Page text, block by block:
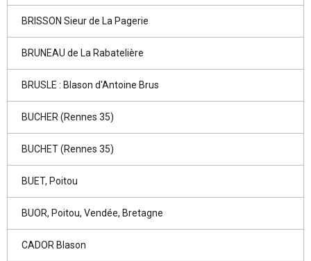
BRISSON Sieur de La Pagerie
BRUNEAU de La Rabatelière
BRUSLE : Blason d'Antoine Brus
BUCHER (Rennes 35)
BUCHET (Rennes 35)
BUET, Poitou
BUOR, Poitou, Vendée, Bretagne
CADOR Blason